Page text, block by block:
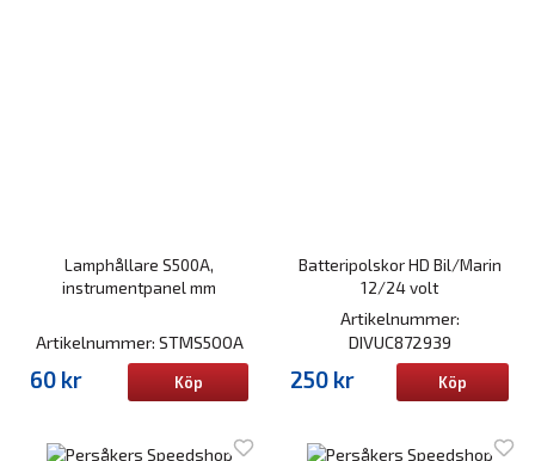
Lamphållare S500A,
instrumentpanel mm
Artikelnummer: STMS500A
60 kr Köp
Batteripolskor HD Bil/Marin
12/24 volt
Artikelnummer:
DIVUC872939
250 kr Köp